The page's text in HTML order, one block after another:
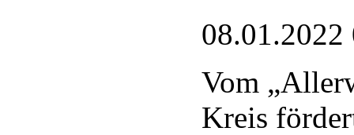
08.01.2022
Vom
Kreis